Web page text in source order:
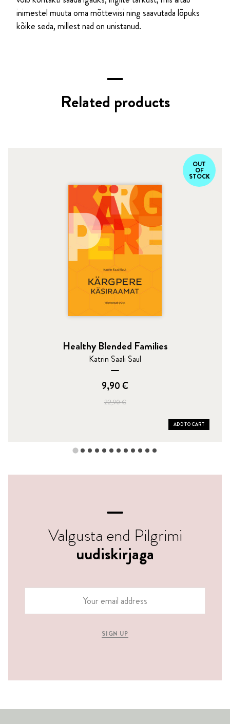
inimestel muuta oma mõtteviisi ning saavutada lõpuks
kõike seda, millest nad on unistanud.
Related products
OUT
OF
STOCK
Healthy Blended Families
Katrin Saali Saul
22,90€
9,90€
ADD TO CART
Valgusta end Pilgrimi
uudiskirjaga
SIGN UP